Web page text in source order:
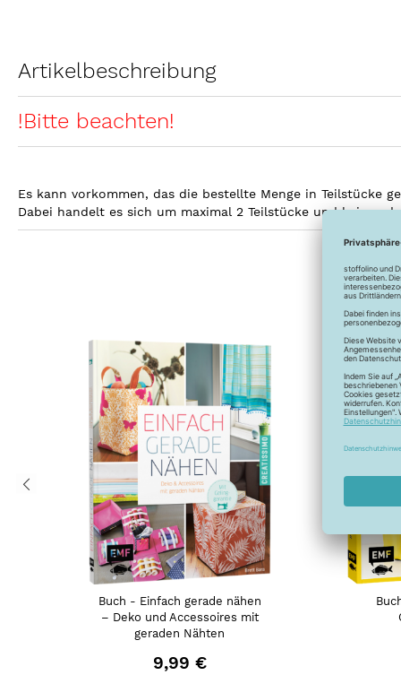
Artikelbeschreibung
!Bitte beachten!
Es kann vorkommen, das die bestellte Menge in Teilstücke
Dabei handelt es sich um maximal 2 Teilstücke und keines
Buch - Einfach gerade nähen
– Deko und Accessoires mit
geraden Nähten
9,99 €